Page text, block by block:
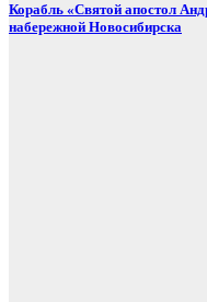
Корабль «Святой апостол
набережной Новосибирска